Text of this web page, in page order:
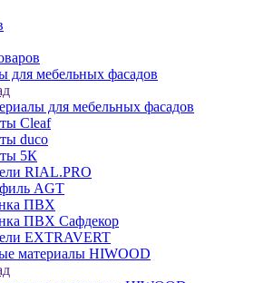
для мебельных фасадов
для мебельных фасадов
Cleaf
duco
5К
RIAL.PRO
AGT
ПВХ
ПВХ Сафдекор
EXTRAVERT
материалы HIWOOD